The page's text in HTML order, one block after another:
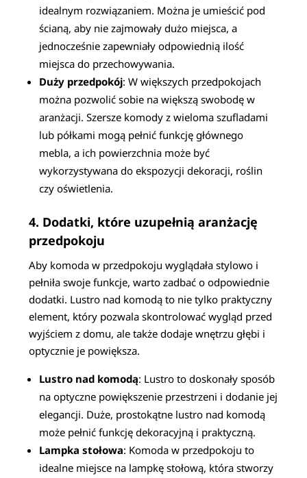
idealnym rozwiązaniem. Można je umieścić pod
ścianą, aby nie zajmowały dużo miejsca, a
jednocześnie zapewniały odpowiednią ilość
miejsca do przechowywania.
Duży przedpokój: W większych przedpokojach
można pozwolić sobie na większą swobodę w
aranżacji. Szersze komody z wieloma szufladami
lub półkami mogą pełnić funkcję głównego
mebla, a ich powierzchnia może być
wykorzystywana do ekspozycji dekoracji, roślin
czy oświetlenia.
4. Dodatki, które uzupełnią aranżację
przedpokoju
Aby komoda w przedpokoju wyglądała stylowo i
pełniła swoje funkcje, warto zadbać o odpowiednie
dodatki. Lustro nad komodą to nie tylko praktyczny
element, który pozwala skontrolować wygląd przed
wyjściem z domu, ale także dodaje wnętrzu głębi i
optycznie je powiększa.
Lustro nad komodą: Lustro to doskonały sposób
na optyczne powiększenie przestrzeni i dodanie jej
elegancji. Duże, prostokątne lustro nad komodą
może pełnić funkcję dekoracyjną i praktyczną.
Lampka stołowa: Komoda w przedpokoju to
idealne miejsce na lampkę stołową, która stworzy